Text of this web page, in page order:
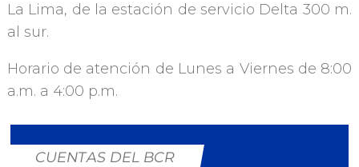
La Lima, de la estación de servicio Delta 300 m.
al sur.
Horario de atención de Lunes a Viernes de 8:00
a.m. a 4:00 p.m.
CUENTAS DEL BCR